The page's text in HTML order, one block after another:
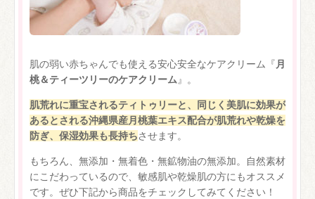
肌の弱い赤ちゃんでも使える安心安全なケアクリーム『 月
桃＆ティーツリーのケアクリーム 』。
肌荒れに重宝されるティトゥリーと、同じく美肌に効果が
あるとされる沖縄県産月桃葉エキス配合が肌荒れや乾燥を
防ぎ、保湿効果も長持ちさせます。
もちろん、無添加・無着色・無鉱物油の無添加。自然素材
にこだわっているので、敏感肌や乾燥肌の方にもオススメ
です。ぜひ下記から商品をチェックしてみてください！